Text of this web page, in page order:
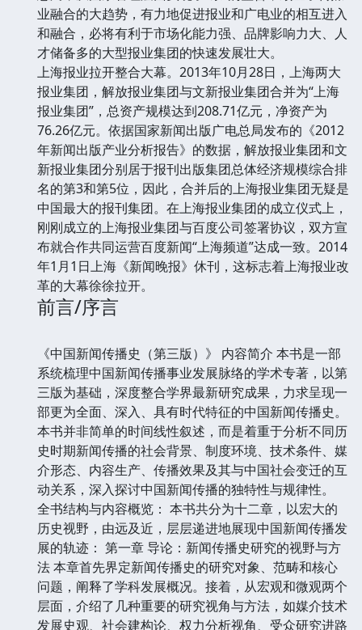
业融合的大趋势，有力地促进报业和广电业的相互进入
和融合，必将有利于市场化能力强、品牌影响力大、人
才储备多的大型报业集团的快速发展壮大。
上海报业拉开整合大幕。2013年10月28日，上海两大
报业集团，解放报业集团与文新报业集团合并为“上海
报业集团”，总资产规模达到208.71亿元，净资产为
76.26亿元。依据国家新闻出版广电总局发布的《2012
年新闻出版产业分析报告》的数据，解放报业集团和文
新报业集团分别居于报刊出版集团总体经济规模综合排
名的第3和第5位，因此，合并后的上海报业集团无疑是
中国最大的报刊集团。在上海报业集团的成立仪式上，
刚刚成立的上海报业集团与百度公司签署协议，双方宣
布就合作共同运营百度新闻“上海频道”达成一致。2014
年1月1日上海《新闻晚报》休刊，这标志着上海报业改
革的大幕徐徐拉开。
前言/序言
《中国新闻传播史（第三版）》 内容简介 本书是一部
系统梳理中国新闻传播事业发展脉络的学术专著，以第
三版为基础，深度整合学界最新研究成果，力求呈现一
部更为全面、深入、具有时代特征的中国新闻传播史。
本书并非简单的时间线性叙述，而是着重于分析不同历
史时期新闻传播的社会背景、制度环境、技术条件、媒
介形态、内容生产、传播效果及其与中国社会变迁的互
动关系，深入探讨中国新闻传播的独特性与规律性。
全书结构与内容概览： 本书共分为十二章，以宏大的
历史视野，由远及近，层层递进地展现中国新闻传播发
展的轨迹： 第一章 导论：新闻传播史研究的视野与方
法 本章首先界定新闻传播史的研究对象、范畴和核心
问题，阐释了学科发展概况。接着，从宏观和微观两个
层面，介绍了几种重要的研究视角与方法，如媒介技术
发展史观、社会建构论、权力分析视角、受众研究进路